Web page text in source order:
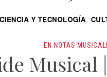
CIENCIA Y TECNOLOGÍA
EN NOTAS
Musical